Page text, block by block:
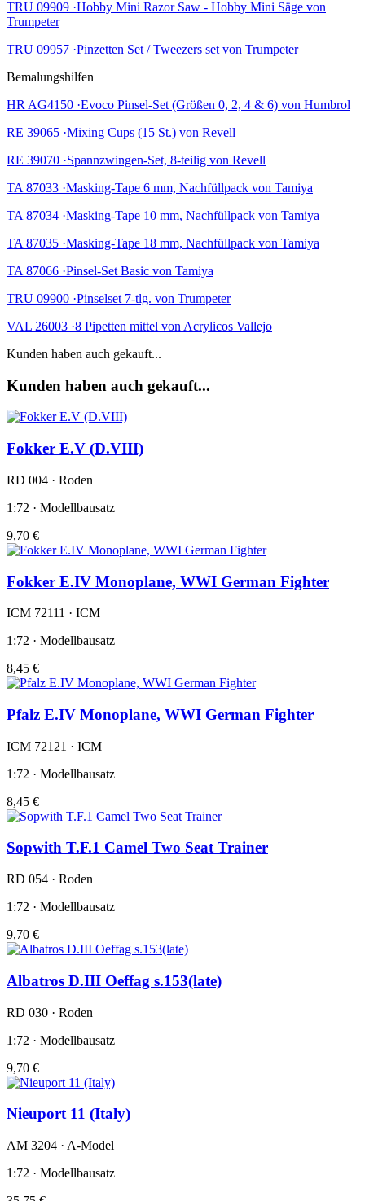
TRU 09909 ·Hobby Mini Razor Saw - Hobby Mini Säge von
Trumpeter
TRU 09957 ·Pinzetten Set / Tweezers set von Trumpeter
Bemalungshilfen
HR AG4150 ·Evoco Pinsel-Set (Größen 0, 2, 4 & 6) von Humbrol
RE 39065 ·Mixing Cups (15 St.) von Revell
RE 39070 ·Spannzwingen-Set, 8-teilig von Revell
TA 87033 ·Masking-Tape 6 mm, Nachfüllpack von Tamiya
TA 87034 ·Masking-Tape 10 mm, Nachfüllpack von Tamiya
TA 87035 ·Masking-Tape 18 mm, Nachfüllpack von Tamiya
TA 87066 ·Pinsel-Set Basic von Tamiya
TRU 09900 ·Pinselset 7-tlg. von Trumpeter
VAL 26003 ·8 Pipetten mittel von Acrylicos Vallejo
Kunden haben auch gekauft...
Kunden haben auch gekauft...
Fokker E.V (D.VIII)
RD 004 · Roden
1:72 · Modellbausatz
9,70 €
Fokker E.IV Monoplane, WWI German Fighter
ICM 72111 · ICM
1:72 · Modellbausatz
8,45 €
Pfalz E.IV Monoplane, WWI German Fighter
ICM 72121 · ICM
1:72 · Modellbausatz
8,45 €
Sopwith T.F.1 Camel Two Seat Trainer
RD 054 · Roden
1:72 · Modellbausatz
9,70 €
Albatros D.III Oeffag s.153(late)
RD 030 · Roden
1:72 · Modellbausatz
9,70 €
Nieuport 11 (Italy)
AM 3204 · A-Model
1:72 · Modellbausatz